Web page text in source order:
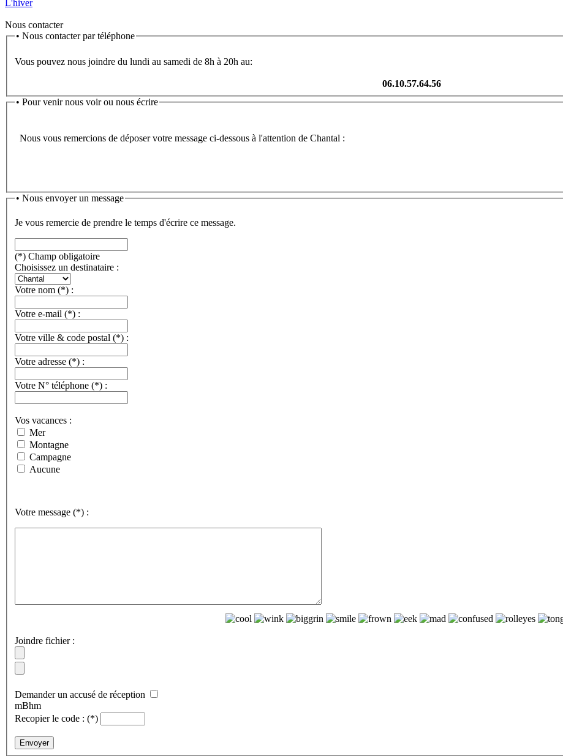
L'hiver
Nous contacter
• Nous contacter par téléphone
Vous pouvez nous joindre du lundi au samedi de 8h à 20h au:
06.10.57.64.56
• Pour venir nous voir ou nous écrire
Nous vous remercions de déposer votre message ci-dessous à l'attention de Chantal :
• Nous envoyer un message
Je vous remercie de prendre le temps d'écrire ce message.
(*) Champ obligatoire
Choisissez un destinataire :
Votre nom (*) :
Votre e-mail (*) :
Votre ville & code postal (*) :
Votre adresse (*) :
Votre N° téléphone (*) :
Vos vacances :
Mer
Montagne
Campagne
Aucune
Votre message (*) :
Joindre fichier :
Demander un accusé de réception
mBhm
Recopier le code : (*)
Envoyer